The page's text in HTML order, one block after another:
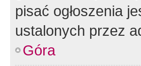
pisać ogłoszenia
ustalonych przez
Góra